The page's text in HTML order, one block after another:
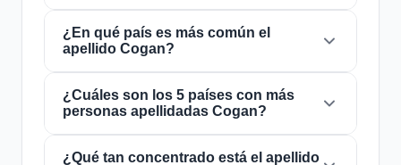
mundo. Esto significa que aproximadamente 1
de cada826,276 personasen el mundo lleva
este apellido. Se encuentra presente en
países, lo que refleja su distribución global.
El apellidoCoganestá presente en
de todo el mundo. Esto lo clasifica como un
apellido de alcanceregional. Su presencia en
múltiples países indica patrones históricos de
migración y dispersión familiar a lo largo de los
siglos.
¿En qué país es más común el
apellido Cogan?
El apellidoCoganes más común enEstados
Unidos, donde lo portan aproximadamente
5.294 personas. Esto representa el54.7%del
total mundial de personas con este apellido. La
¿Cuáles son los 5 países con más
personas apellidadas Cogan?
Los 5 países con mayor número de personas
¿Qué tan concentrado está el apellido